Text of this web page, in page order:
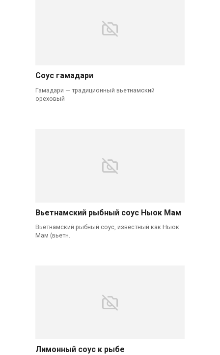
Соус гамадари
Гамадари — традиционный вьетнамский
ореховый
Вьетнамский рыбный соус Ныок Мам
Вьетнамский рыбный соус, известный как Ныок
Мам (вьетн.
Лимонный соус к рыбе